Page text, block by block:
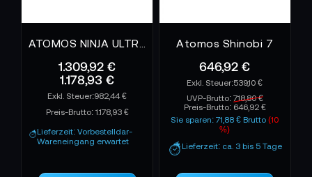
1.309,92 €
1.178,93 €
982,44 €
Preis-Brutto: 1.178,93 €
Lieferzeit: Vorbestelldar-
Wareneingang erwartet
Atomos Shinobi 7
646,92 €
539,10 €
UVP-Brutto: 718,80 €
Preis-Brutto: 646,92 €
Sie sparen: 71,88 € Brutto(10
%)
Lieferzeit: ca. 3 bis 5 Tage